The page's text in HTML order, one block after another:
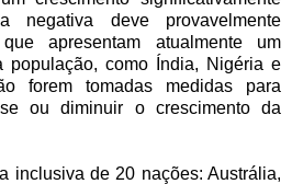
negativa deve provavelmente
apresentam atualmente um
população, como Índia, Nigéria e
forem tomadas medidas para
ou diminuir o crescimento da
inclusiva de 20 nações: Austrália,